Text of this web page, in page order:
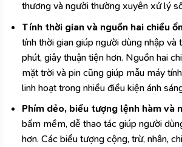
thương và người thường xuyên xử lý
Tính thời gian và nguồn hai chiều
tính thời gian giúp người dùng nhập và
phút, giây thuận tiện hơn. Nguồn hai
mặt trời và pin cũng giúp mẫu máy
linh hoạt trong nhiều điều kiện ánh
Phím dẻo, biểu tượng lệnh hàm và
bấm mềm, dễ thao tác giúp người
hơn. Các biểu tượng cộng, trừ, nhân,